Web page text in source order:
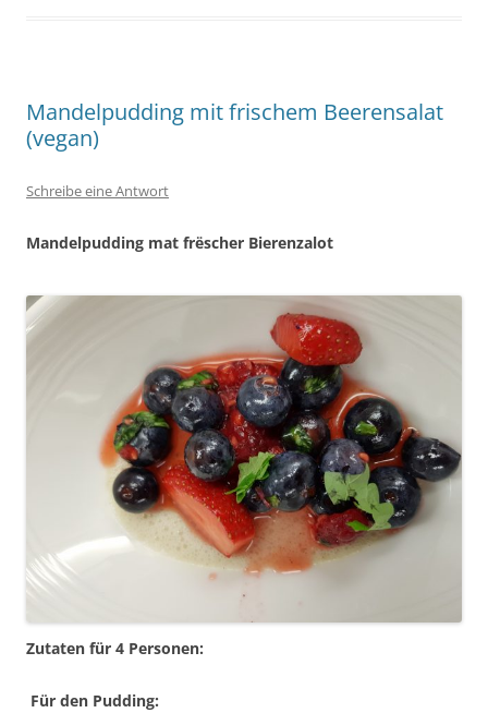
Mandelpudding mit frischem Beerensalat
(vegan)
Schreibe eine Antwort
Mandelpudding mat frëscher Bierenzalot
Zutaten für 4 Personen:
Für den Pudding: